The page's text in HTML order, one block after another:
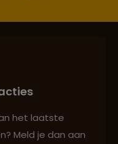
het laatste
Meld je dan aan